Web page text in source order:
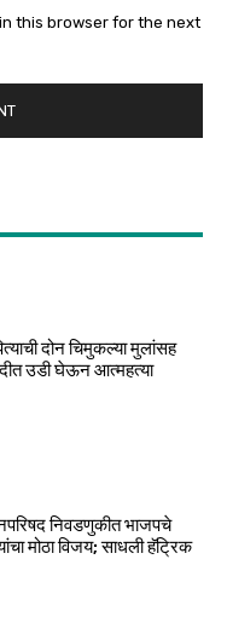
this browser for the next
दोन चिमुकल्या मुलांसह
उडी घेऊन आत्महत्या
निवडणुकीत भाजपचे
मोठा विजय; साधली हॅट्रिक